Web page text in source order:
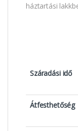
háztartási
Száradási idő
Átfesthetőség